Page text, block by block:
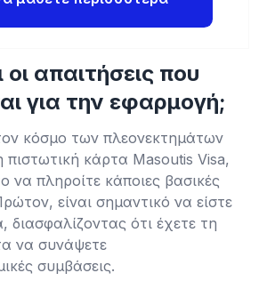
οι απαιτήσεις που
για την εφαρμογή;
κόσμο των πλεονεκτημάτων
πιστωτική κάρτα Masoutis Visa,
να πληροίτε κάποιες βασικές
είναι σημαντικό να είστε
διασφαλίζοντας ότι έχετε τη
να συνάψετε
συμβάσεις.